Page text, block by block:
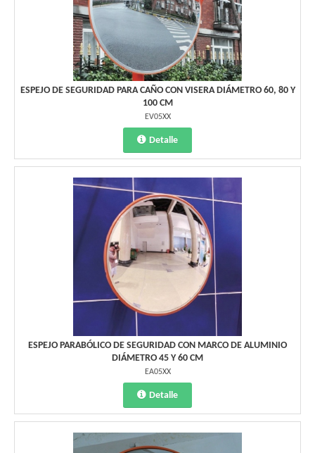
ESPEJO DE SEGURIDAD PARA CAÑO CON VISERA DIÁMETRO 60, 80 Y
100 CM
EV05XX
Detalle
ESPEJO PARABÓLICO DE SEGURIDAD CON MARCO DE ALUMINIO
DIÁMETRO 45 Y 60 CM
EA05XX
Detalle